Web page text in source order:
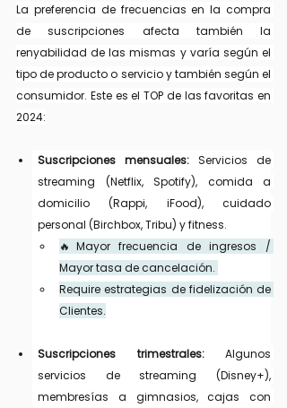
La preferencia de frecuencias en la compra
de suscripciones afecta también la
renyabilidad de las mismas y varía según el
tipo de producto o servicio y también según el
consumidor. Este es el TOP de las favoritas en
2024:
Suscripciones mensuales: Servicios de
streaming (Netflix, Spotify), comida a
domicilio (Rappi, iFood), cuidado
personal (Birchbox, Tribu) y fitness.
🔥Mayor frecuencia de ingresos /
Mayor tasa de cancelación.
Require estrategias de fidelización de
Clientes.
Suscripciones trimestrales: Algunos
servicios de streaming (Disney+),
membresías a gimnasios, cajas con